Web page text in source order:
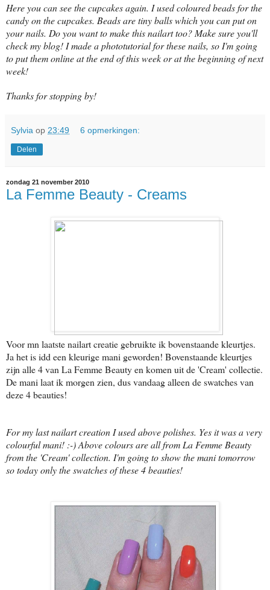
Here you can see the cupcakes again. I used coloured beads for the
candy on the cupcakes. Beads are tiny balls which you can put on
your nails. Do you want to make this nailart too? Make sure you'll
check my blog! I made a phototutorial for these nails, so I'm going
to put them online at the end of this week or at the beginning of next
week!
Thanks for stopping by!
Sylvia op 23:49 6 opmerkingen:
Delen
zondag 21 november 2010
La Femme Beauty - Creams
Voor mn laatste nailart creatie gebruikte ik bovenstaande kleurtjes.
Ja het is idd een kleurige mani geworden! Bovenstaande kleurtjes
zijn alle 4 van La Femme Beauty en komen uit de 'Cream' collectie.
De mani laat ik morgen zien, dus vandaag alleen de swatches van
deze 4 beauties!
For my last nailart creation I used above polishes. Yes it was a very
colourful mani! :-) Above colours are all from La Femme Beauty
from the 'Cream' collection. I'm going to show the mani tomorrow
so today only the swatches of these 4 beauties!